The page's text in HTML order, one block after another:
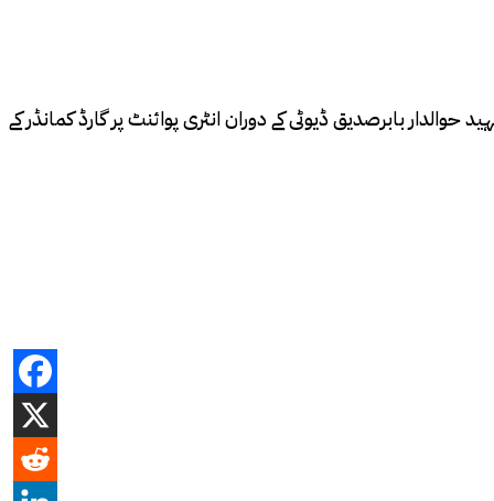
بابرصدیق ڈیوٹی کے دوران انٹری پوائنٹ پر گارڈ کمانڈر کے